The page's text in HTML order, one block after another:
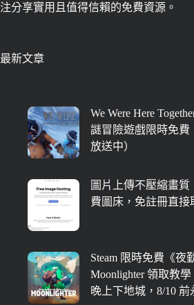
注分享實用且值得信賴的免費資源。
最新文章
We Were Here
謎冒險遊戲限時免費
放送中）
圖片上傳不壓縮畫質
費圖床，免註冊直接
Steam 限時免費《夜
Moonlighter 領取教學
晚上下地城，8/10 前